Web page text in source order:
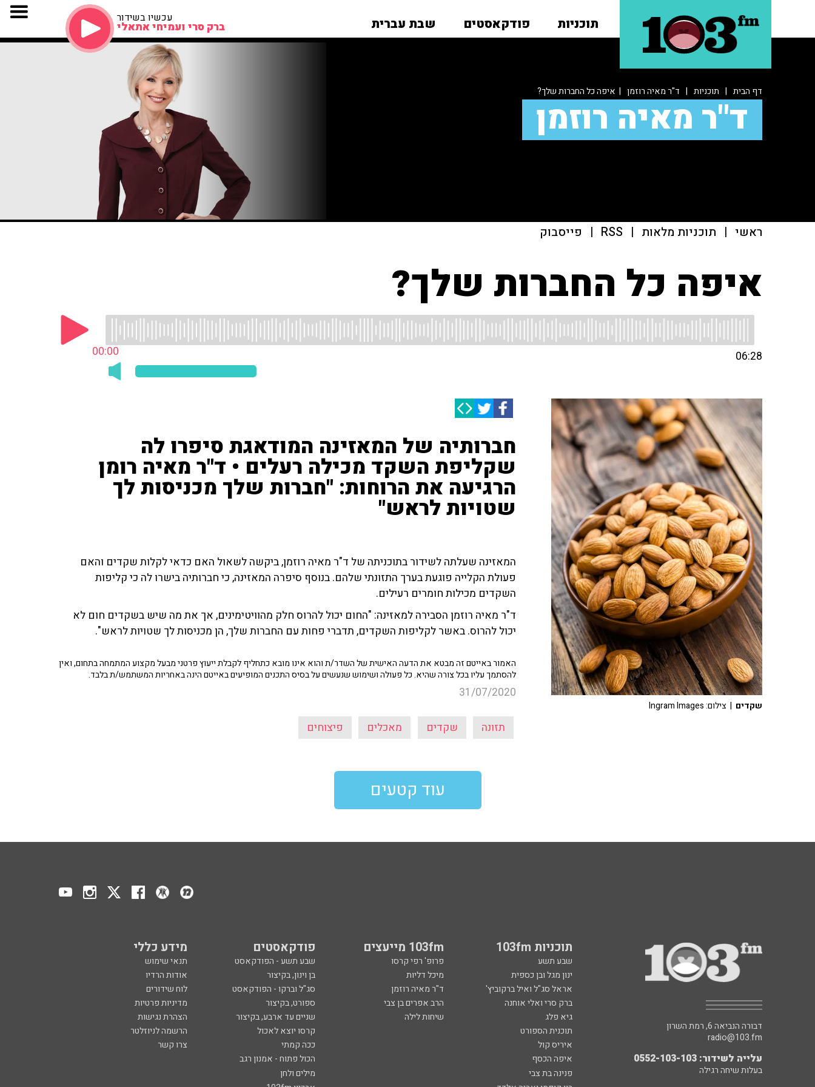
תוכניות פודקאסטים שבת עברית עכשיו בשידור
ברק סרי ועמיחי אתאלי
דף הבית | תוכניות | ד"ר מאיה רוזמן | איפה כל החברות שלך?
ד"ר מאיה רוזמן
ראשי | תוכניות מלאות |
RSS
| פייסבוק
איפה כל החברות שלך?
00:00 06:28
חברותיה של המאזינה המודאגת סיפרו לה
שקליפת השקד מכילה רעלים • ד"ר מאיה רומן
הרגיעה את הרוחות: "חברות שלך מכניסות לך
שטויות לראש"
המאזינה שעלתה לשידור בתוכניתה של ד"ר מאיה רוזמן, ביקשה לשאול האם כדאי לקלות שקדים והאם
פעולת הקלייה פוגעת בערך התזונתי שלהם. בנוסף סיפרה המאזינה, כי חברותיה בישרו לה כי קליפות
השקדים מכילות חומרים רעילים.
ד"ר מאיה רוזמן הסבירה למאזינה: "החום יכול להרוס חלק מהוויטימינים, אך את מה שיש בשקדים חום לא
יכול להרוס. באשר לקליפות השקדים, תדברי פחות עם החברות שלך, הן מכניסות לך שטויות לראש".
האמור באייטם זה מבטא את הדעה האישית של השדר/ת והוא אינו מובא כתחליף לקבלת ייעוץ פרטני מבעל מקצוע המתמחה בתחום, ואין
להסתמך עליו בכל צורה שהיא. כל פעולה ושימוש שנעשים על בסיס התכנים המופיעים באייטם הינה באחריות המשתמש/ת בלבד.
31/07/2020
תזונה שקדים מאכלים פיצוחים
שקדים | צילום: Ingram Images
עוד קטעים
תוכניות 103fm 103fm מייעצים פודקאסטים מידע כללי
שבע תשע פרופ' רפי קרסו שבע תשע - הפודקאסט
תנאי שימוש
ינון מגל ובן כספית
מיכל דליות בן וינון, בקיצור
אודות הרדיו
אראל סג"ל ואיל ברקוביץ'
ד"ר מאיה רוזמן סג"ל וברקו - הפודקאסט
לוח שידורים
ברק סרי ואלי אוחנה
הרב אפרים בן צבי ספורט, בקיצור
מדיניות פרטיות
גיא פלג
שיחות לילה שניים עד ארבע, בקיצור
הצהרת נגישות
תוכנית הספורט
קרסו יוצא לאכול
הרשמה לניוזלטר
איריס קול
ככה קמתי
צרו קשר
איפה הכסף
הכול פתוח - אמנון רגב
פנינה בת צבי
מילים ולחן
דבורה הנביאה 6, רמת השרון
radio@103.fm
עלייה לשידור: 0552-103-103
בעלות שיחה רגילה